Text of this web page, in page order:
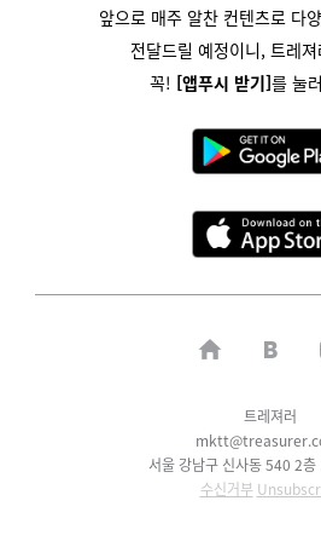
앞으로 매주 알찬 컨텐츠로 다
전달드릴 예정이니, 트레
꼭! [앱푸시 받기]를눌
트레져러
서울 강남구 신사동 540 2
수신거부